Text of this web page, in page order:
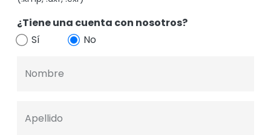
¿Tiene una cuenta con nosotros?
Sí
No
Nombre
Apellido